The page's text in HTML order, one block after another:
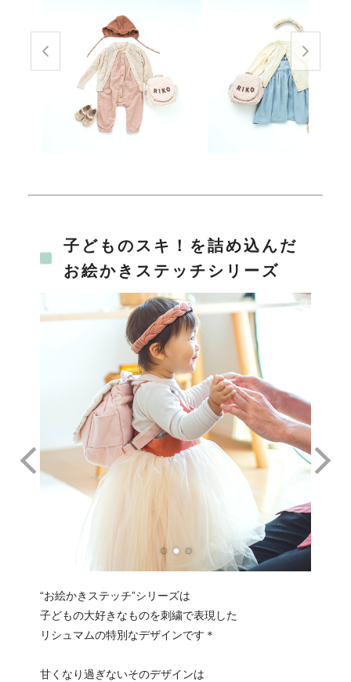
子どものスキ！を詰め込んだ
お絵かきステッチシリーズ
“お絵かきステッチ”シリーズは
子どもの大好きなものを刺繍で表現した
リシュマムの特別なデザインです＊
甘くなり過ぎないそのデザインは